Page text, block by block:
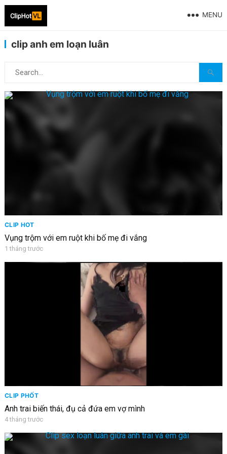
MENU
clip anh em loạn luân
CLIP HOT
Vụng trộm với em ruột khi bố mẹ đi vắng
1 tháng trước
CLIP PHỐT
Anh trai biến thái, đụ cả đứa em vợ mình
4 tháng trước